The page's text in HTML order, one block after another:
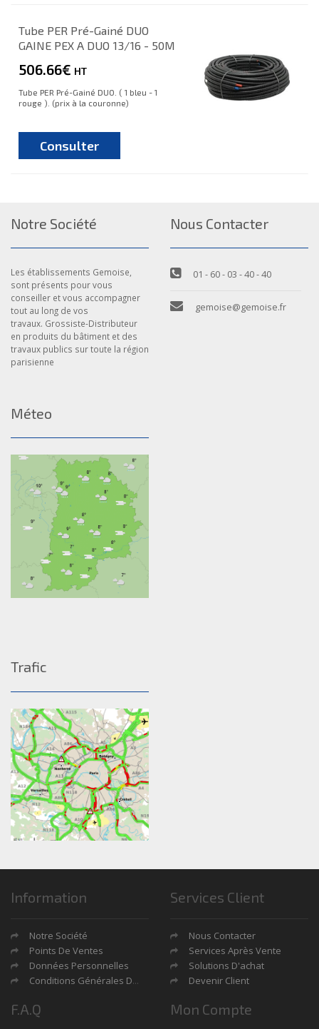
Tube PER Pré-Gainé DUO
GAINE PEX A DUO 13/16 - 50M
506.66€ HT
Tube PER Pré-Gainé DUO. ( 1 bleu - 1
rouge ). (prix à la couronne)
Consulter
Notre Société
Les établissements Gemoise,
sont présents pour vous
conseiller et vous accompagner
tout au long de vos
travaux. Grossiste-Distributeur
en produits du bâtiment et des
travaux publics sur toute la région
parisienne
Nous Contacter
01 - 60 - 03 - 40 - 40
gemoise@gemoise.fr
Méteo
Trafic
Information
Notre Société
Points De Ventes
Données Personnelles
Conditions Générales De Ventes
Services Client
Nous Contacter
Services Après Vente
Solutions D'achat
Devenir Client
F.A.Q Mon Compte